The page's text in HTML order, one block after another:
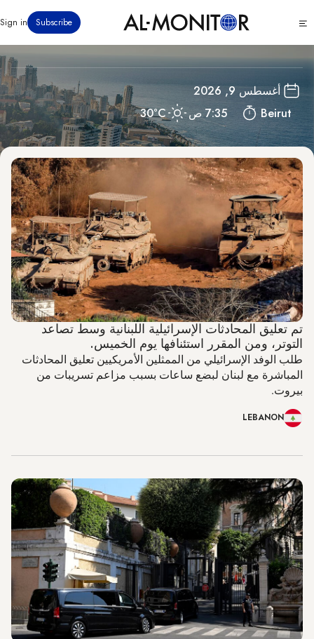
إلى
المحتوى
الرئيسي
see
menu
Subscribe
Sign in لبنان
أغسطس 9, 2026
Beirut
7:35 ص 30°C
تم تعليق المحادثات الإسرائيلية اللبنانية وسط تصاعد
التوتر، ومن المقرر استئنافها يوم الخميس.
طلب الوفد الإسرائيلي من الممثلين الأمريكيين تعليق المحادثات
المباشرة مع لبنان لبضع ساعات بسبب مزاعم تسريبات من
بيروت.
LEBANON